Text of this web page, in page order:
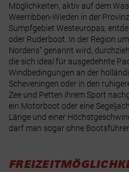
Möglichkeiten, aktiv auf dem
Weerribben-Wieden in der
Sumpfgebiet Westeuropas,
oder Ruderboot . In der Region
Nordens“ genannt wird,
die sich ideal für ausgedehnte
Windbedingungen an der
Scheveningen oder in den
Zee und Petten ihrem Sport
ein Motorboot oder eine
Länge und einer
darf man sogar ohne